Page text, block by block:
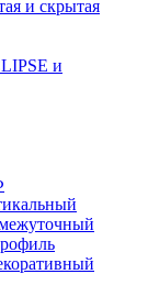
и скрытая
и